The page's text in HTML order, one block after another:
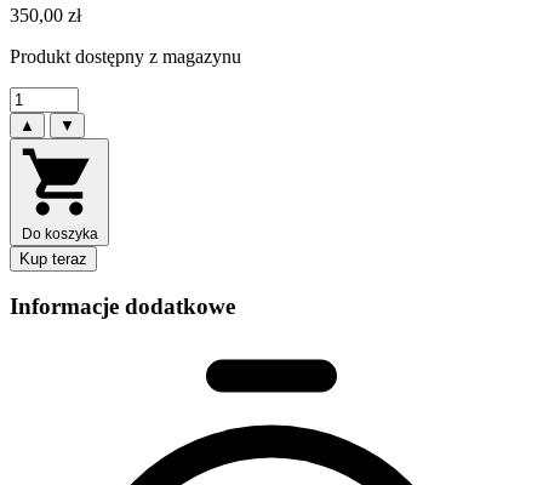
350,00 zł
Produkt dostępny z magazynu
▲ ▼
Do koszyka
Kup teraz
Informacje dodatkowe